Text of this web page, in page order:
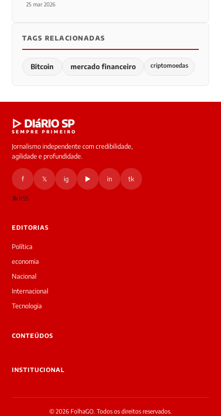
25 mar 2026
TAGS RELACIONADAS
Bitcoin mercado financeiro criptomoedas
▷ DIáRIO SP
SEMPRE PRIMEIRO
Jornalismo independente com credibilidade,
agilidade e profundidade.
f 𝕏 ig ▶ in tk
RSS
EDITORIAS
Política
economia
Nacional
Internacional
Tecnologia
CONTEÚDOS
INSTITUCIONAL
© 2026 FolhaGO. Todos os direitos reservados.